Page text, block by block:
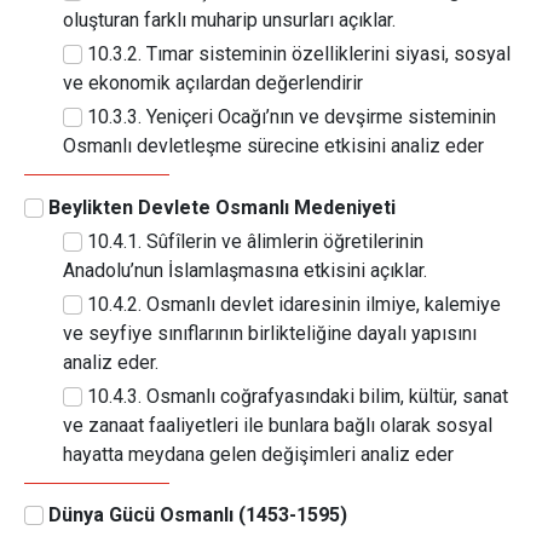
oluşturan farklı muharip unsurları açıklar.
10.3.2. Tımar sisteminin özelliklerini siyasi, sosyal
ve ekonomik açılardan değerlendirir
10.3.3. Yeniçeri Ocağı’nın ve devşirme sisteminin
Osmanlı devletleşme sürecine etkisini analiz eder
Beylikten Devlete Osmanlı Medeniyeti
10.4.1. Sûfîlerin ve âlimlerin öğretilerinin
Anadolu’nun İslamlaşmasına etkisini açıklar.
10.4.2. Osmanlı devlet idaresinin ilmiye, kalemiye
ve seyfiye sınıflarının birlikteliğine dayalı yapısını
analiz eder.
10.4.3. Osmanlı coğrafyasındaki bilim, kültür, sanat
ve zanaat faaliyetleri ile bunlara bağlı olarak sosyal
hayatta meydana gelen değişimleri analiz eder
Dünya Gücü Osmanlı (1453-1595)